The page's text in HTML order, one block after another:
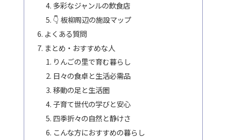
多彩なジャンルの飲食店
👇 板柳周辺の施設マップ
よくある質問
まとめ・おすすめな人
りんごの里で育む暮らし
日々の食卓と生活必需品
移動の足と生活圏
子育て世代の学びと安心
四季折々の自然と静けさ
こんな方におすすめの暮らし